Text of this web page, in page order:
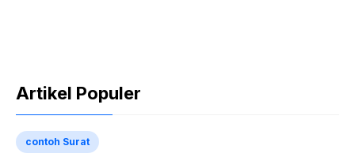
Artikel Populer
contoh Surat